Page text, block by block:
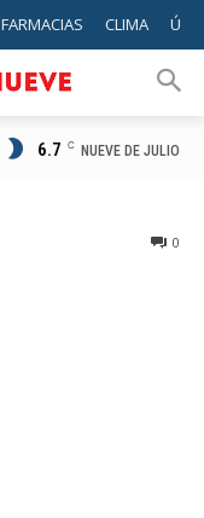
FARMACIAS CLIMA
6.7 C NUEVE DE JULIO
0